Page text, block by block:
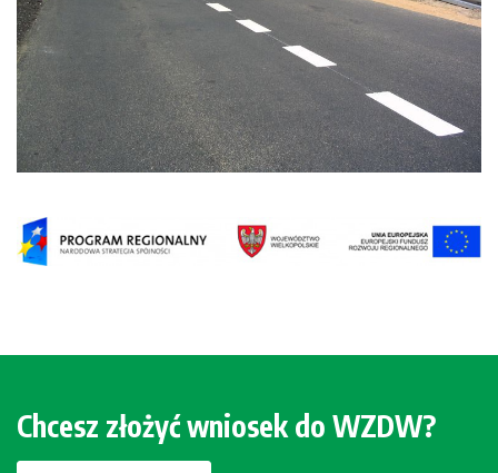
Chcesz złożyć wniosek do WZDW?